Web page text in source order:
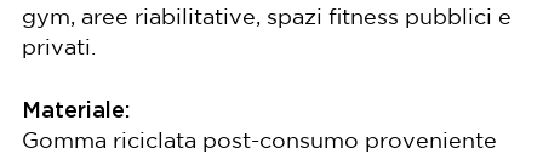
gym, aree riabilitative, spazi fitness pubblici e
privati.
Materiale:
Gomma riciclata post-consumo proveniente